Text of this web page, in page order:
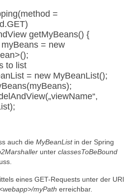
=
getMyBeans() {
= new
to list
= new MyBeanList();
auch die MyBeanListin der Spring
unter classesToBeBound
eines GET-Requests unter der URI
myPath erreichbar.